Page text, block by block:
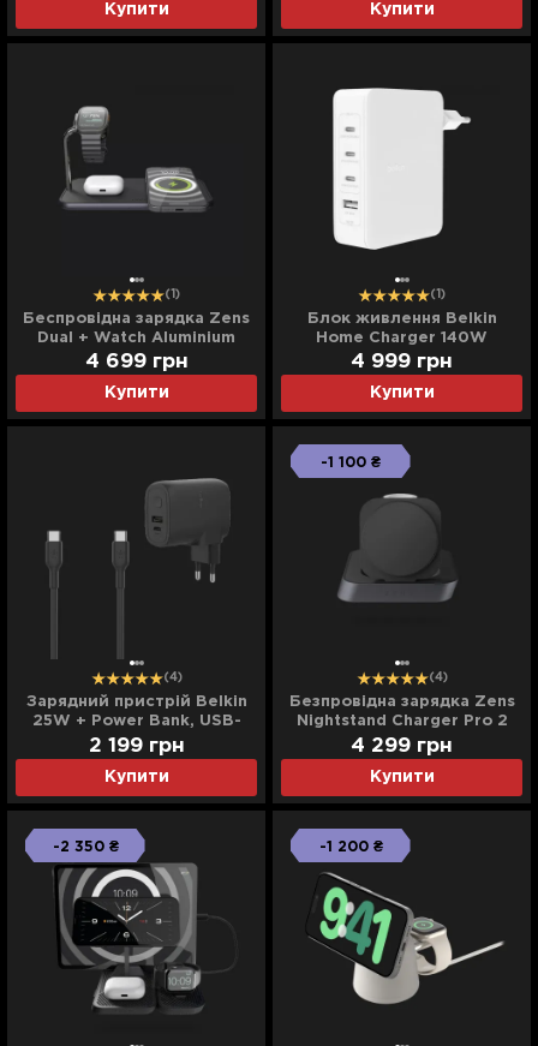
Купити Купити
(1)
Беспровідна зарядка Zens
Dual + Watch Aluminium
Wireless Charger (Black)
(ZEDC05BM/00)
Купити
4 699 грн
(1)
Блок живлення Belkin
Home Charger 140W
3хUSB-С GAN PD PPS, USB-
A (White)
Купити
4 999 грн
(4)
Зарядний пристрій Belkin
25W + Power Bank, USB-
A/USB-C (5000mAh)
(Black)
Купити
2 199 грн
-1 100 ₴
(4)
Безпровідна зарядка Zens
Nightstand Charger Pro 2
Wireless (ZEDC28B/00)
(Black)
Купити
4 299 грн
-2 350 ₴ -1 200 ₴